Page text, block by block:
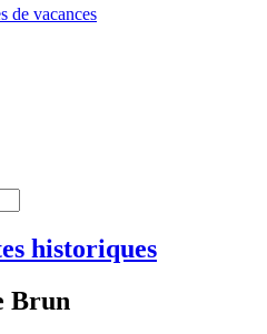
de vacances
historiques
Brun